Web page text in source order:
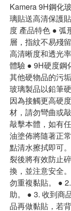
Kamera 9H鋼化
璃貼送高清保護
度 產品特色 ● 弧
層，指紋不易殘
高清晰度和透光
體驗 ● 9H硬度鋼
其他硬物品的污
玻璃製品以鉛筆
因為接觸更高硬
材，請勿彎曲或
敲擊本體，如有
油塗佈將隨著正
點清水擦拭即可
裂後將有效防止
換，並注意安全
勿重複黏貼。 ●
助。 ● 3. 收到商
品再做黏貼，若